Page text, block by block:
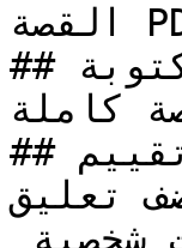
القصة PDF
## قراءة قصة قلب من ذهب مكتوبة
كاملة
## تقييم
تعليق